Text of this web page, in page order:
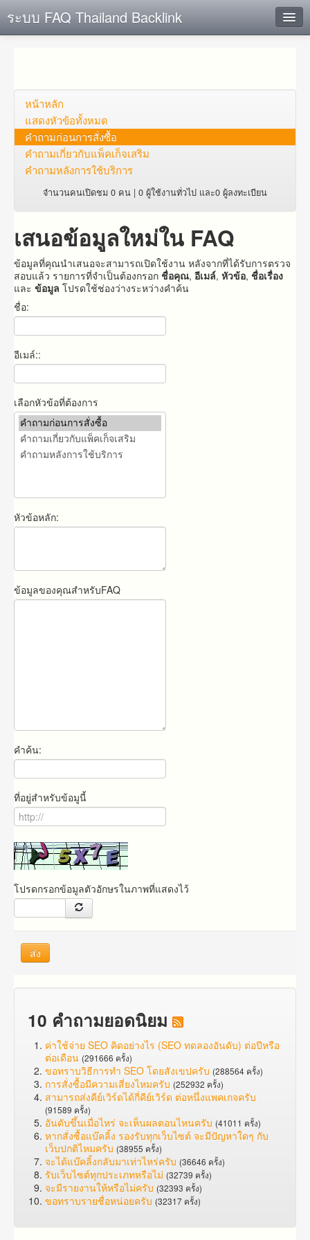
ระบบ FAQ Thailand Backlink
ตั้งคำถาม
ดูคำถาม
คุณต้องการที่จะลงทะเบียนหรือไม่?
หน้าหลัก
แสดงหัวข้อทั้งหมด
คำถาม​ก่อน​การ​สั่งซื้อ​
คำถาม​เกี่ยว​กับ​แพ็คเก็จ​เสริม
คำถามหลังการใช้บริการ
จำนวนคนเปิดชม 0 คน | 0 ผู้ใช้งานทั่วไป และ0 ผู้ลงทะเบียน
เสนอข้อมูลใหม่ใน FAQ
ข้อมูลที่คุณนำเสนอจะสามารถเปิดใช้งาน หลังจากที่ได้รับการตรวจ
สอบแล้ว รายการที่จำเป็นต้องกรอก ชื่อคุณ, อีเมล์, หัวข้อ, ชื่อเรื่อง
และ ข้อมูล โปรดใช้ช่องว่างระหว่างคำค้น
ชื่อ:
อีเมล์::
เลือกหัวข้อที่ต้องการ
หัวข้อหลัก:
ข้อมูลของคุณสำหรับFAQ
คำค้น:
ที่อยู่สำหรับข้อมูนี้
โปรดกรอกข้อมูลตัวอักษรในภาพที่แสดงไว้
ส่ง
10 คำถามยอดนิยม
ค่าใช้จ่าย SEO คิดอย่างไร (SEO ทดลองอันดับ) ต่อปีหรือ
ต่อเดือน (291666 ครั้ง)
ขอทราบวิธีการทำ SEO โดยสังเขปครับ (288564 ครั้ง)
การสั่งซื้อมีความเสี่ยงไหมครับ (252932 ครั้ง)
สามารถส่งคีย์เวิร์ดได้กี่คีย์เวิร์ด ต่อหนึ่งแพคเกจครับ
(91589 ครั้ง)
อันดับขึ้นเมื่อไหร่ จะเห็นผลตอนไหนครับ (41011 ครั้ง)
หากสั่งซื้อแบ๊คลิ้ง รองรับทุกเว็บไซต์ จะมีปัญหาใดๆ กับ
เว็บปกติไหมครับ (38955 ครั้ง)
จะได้แบ๊คลิ้งกลับมาเท่าไหร่ครับ (36646 ครั้ง)
รับเว็บไซต์ทุกประเภทหรือไม่ (32739 ครั้ง)
จะมีรายงานให้หรือไม่ครับ (32393 ครั้ง)
ขอทราบรายชื่อหน่อยครับ (32317 ครั้ง)